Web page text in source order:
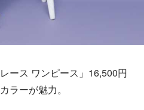
ース ワンピース」16,500円
ラーが魅力。